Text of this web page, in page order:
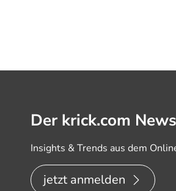
Der krick.com
Insights & Trends aus dem
jetzt anmelden